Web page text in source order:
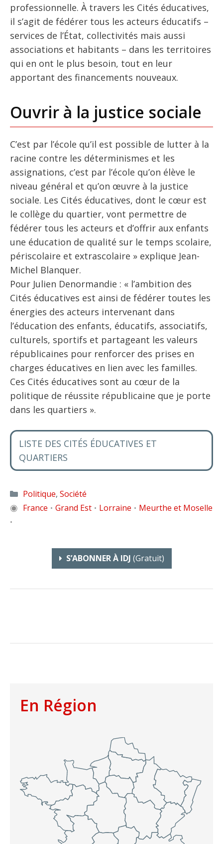
professionnelle. À travers les Cités éducatives,
il s’agit de fédérer tous les acteurs éducatifs –
services de l’État, collectivités mais aussi
associations et habitants – dans les territoires
qui en ont le plus besoin, tout en leur
apportant des financements nouveaux.
Ouvrir à la justice sociale
C’est par l’école qu’il est possible de lutter à la
racine contre les déterminismes et les
assignations, c’est par l’école qu’on élève le
niveau général et qu’on œuvre à la justice
sociale. Les Cités éducatives, dont le cœur est
le collège du quartier, vont permettre de
fédérer tous les acteurs et d’offrir aux enfants
une éducation de qualité sur le temps scolaire,
périscolaire et extrascolaire » explique Jean-
Michel Blanquer.
Pour Julien Denormandie : « l’ambition des
Cités éducatives est ainsi de fédérer toutes les
énergies des acteurs intervenant dans
l’éducation des enfants, éducatifs, associatifs,
culturels, sportifs et partageant les valeurs
républicaines pour renforcer des prises en
charges éducatives en lien avec les familles.
Ces Cités éducatives sont au cœur de la
politique de réussite républicaine que je porte
dans les quartiers ».
LISTE DES CITÉS ÉDUCATIVES ET
QUARTIERS
Catégories
Politique, Société
◉ France • Grand Est • Lorraine • Meurthe et Moselle
•
S’ABONNER À IDJ (gratuit)
En Région